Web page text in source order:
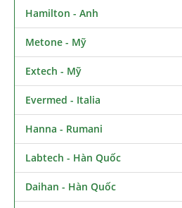
Hamilton - Anh
Metone - Mỹ
Extech - Mỹ
Evermed - Italia
Hanna - Rumani
Labtech - Hàn Quốc
Daihan - Hàn Quốc